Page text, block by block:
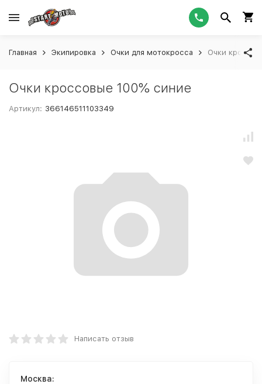
Главная Экипировка Очки для мотокросса Очки
Очки кроссовые 100% синие
Артикул: 366146511103349
Написать отзыв
Москва: